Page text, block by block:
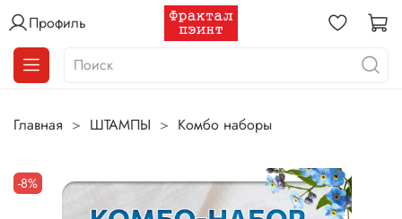
Профиль
Главная ШТАМПЫ Комбо наборы
-8%